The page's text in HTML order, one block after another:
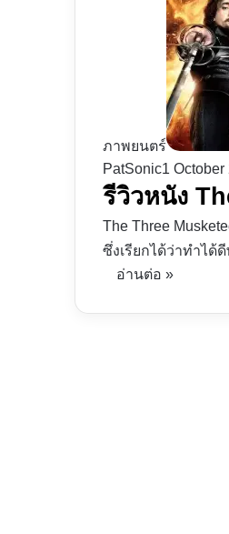
ภาพยนตร์
PatSonic1 October
รีวิวหนัง
The Three
ซึ่งเรียกได้ว่าทำได้
อ่านต่อ »